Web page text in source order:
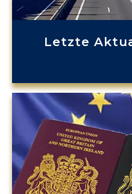
Letzte